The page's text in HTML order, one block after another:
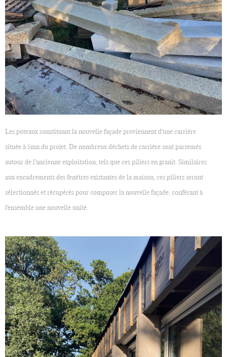
Les poteaux constituant la nouvelle façade proviennent d'une carrière
située à 5mn du projet. De nombreux déchets de carrière sont parsemés
autour de l'ancienne exploitation, tels que ces piliers en granit. Similaires
aux encadrements des fenêtres existantes de la maison, ces piliers seront
sélectionnés et récupérés pour composer la nouvelle façade, conférant à
l'ensemble une nouvelle unité.